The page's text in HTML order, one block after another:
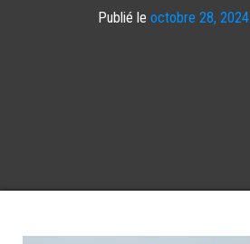
Publié le octobre 28, 2024